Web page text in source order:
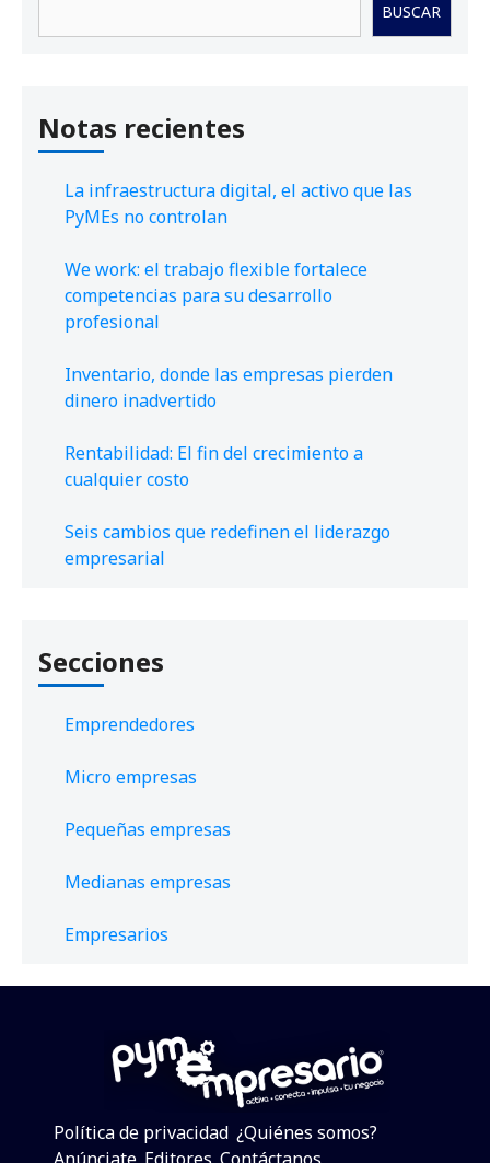
BUSCAR
Notas recientes
La infraestructura digital, el activo que las
PyMEs no controlan
We work: el trabajo flexible fortalece
competencias para su desarrollo
profesional
Inventario, donde las empresas pierden
dinero inadvertido
Rentabilidad: El fin del crecimiento a
cualquier costo
Seis cambios que redefinen el liderazgo
empresarial
Secciones
Emprendedores
Micro empresas
Pequeñas empresas
Medianas empresas
Empresarios
Política de privacidad ¿Quiénes somos?